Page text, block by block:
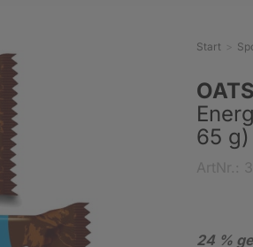
Start
65
24 %